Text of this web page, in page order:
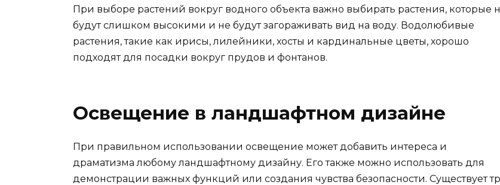
При выборе растений вокруг водного объекта важно выбирать растения, которые
будут слишком высокими и не будут загораживать вид на воду. Водолюбивые
растения, такие как ирисы, лилейники, хосты и кардинальные цветы, хорошо
подходят для посадки вокруг прудов и фонтанов.
Освещение в ландшафтном дизайне
При правильном использовании освещение может добавить интереса и
драматизма любому ландшафтному дизайну. Его также можно использовать для
демонстрации важных функций или создания чувства безопасности. Существует